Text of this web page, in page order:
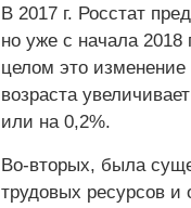
В 2017 г. Росстат
но уже с начала 2018
целом это
возраста
или на 0,2%.
Во-вторых, была
трудовых ресурсов и